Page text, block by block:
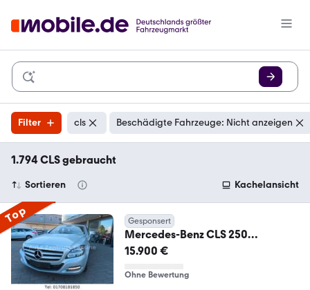
Filter cls Beschädigte Fahrzeuge: Nicht anzeigen
1.794 CLS gebraucht
Sortieren Kachelansicht
Top Gesponsert
Mercedes-Benz CLS 250
BlueEfficiency Kamera
15.900 €
Ohne Bewertung